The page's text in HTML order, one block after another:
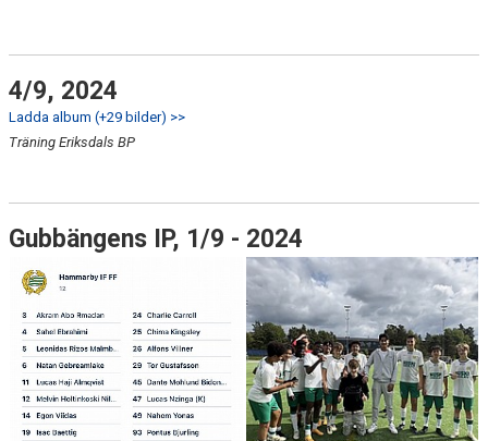
4/9, 2024
Ladda album (+29 bilder) >>
Träning Eriksdals BP
Gubbängens IP, 1/9 - 2024